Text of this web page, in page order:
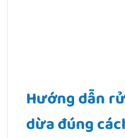
Hướng dẫn
dừa đúng